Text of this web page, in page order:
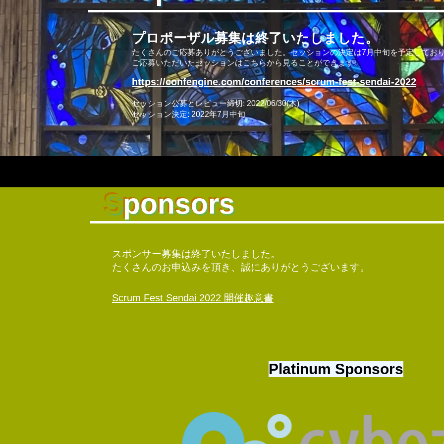
プロポーザル募集は終了いたしました。
たくさんのご応募ありがとうございました。セッションの決定は7月中旬を予定してお
ご応募いただいたセッションはこちらから見ることができます。
https://confengine.com/conferences/scrum-fest-sendai-2022
セッション公募とレビュー締切: 2022/06/30(木)
セッション決定: 2022年7月中旬
Sponsors
スポンサー募集は終了いたしました。
​たくさんのお申込みを頂き、誠にありがとうございます。
Scrum Fest Sendai 2022 開催趣意書
Platinum Sponsors